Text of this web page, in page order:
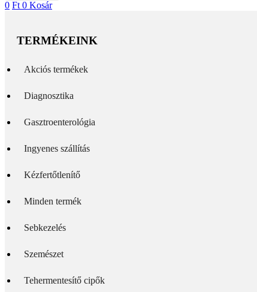
0 Ft 0 Kosár
TERMÉKEINK
Akciós termékek
Diagnosztika
Gasztroenterológia
Ingyenes szállítás
Kézfertőtlenítő
Minden termék
Sebkezelés
Szemészet
Tehermentesítő cipők